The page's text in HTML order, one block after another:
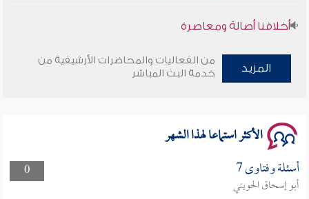
أخلاقنا أصالة ومعاصرة
وأمنهم من خوف 9
المزيد
من الفعاليات والمحاضرات الأرشيفية من
خدمة البث المباشر
الأكثر استماعا لهذا الشهر
0 أسئلة وفتاوى 7
أبو إسحاق الحويني